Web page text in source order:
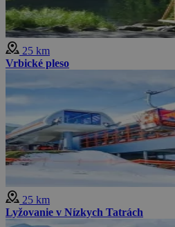
25 km
Vrbické pleso
25 km
Lyžovanie v Nízkych Tatrách